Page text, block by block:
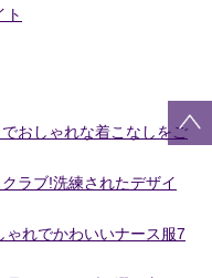
ト
おしゃれな着こなしをご
ラブ!洗練されたデザイ
れでかわいいナース服7